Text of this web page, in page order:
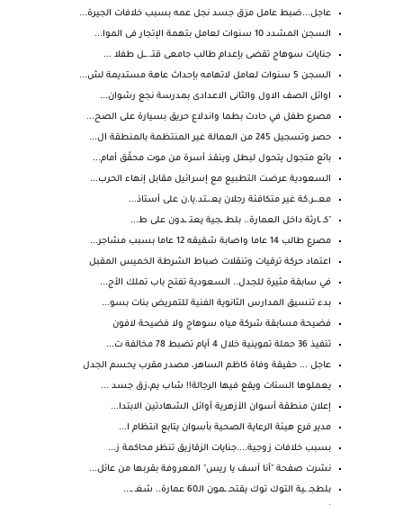
عاجل...ضبط عامل مزق جسد نجل عمه بسبب خلافات الجيرة...
السجن المشدد 10 سنوات لعامل بتهمة الإتجار فى الموا...
جنايات سوهاج تقضى بإعدام طالب جامعى قتـ..ــل طفلا ...
السجن 5 سنوات لعامل لاتهامه بإحداث عاهة مستديمة لش...
اوائل الصف الاول والثانى الاعدادى بمدرسة نجع رشوان...
مصرع طفل في حادث بطما واندلاع حريق بسيارة على الصح...
حصر وتسجيل 245 من العمالة غير المنتظمة بالمنطقة ال...
بائع متجول يتحول لبطل وينقذ أسرة من موت محقّق أمام...
السعودية عرضت التطبيع مع إسرائيل مقابل إنهاء الحرب...
معـ،ـر.كة غير متكافئة رجلان يعـ،ـتد.يا.ن على أستاذ...
"كـ ـارثة داخل العمارة.. بلطـ ـجية يعتـ ـدون على ط...
مصرع طالب 14 عاما واصابة شقيقه 12 عاما بسبب مشاجر...
اعتماد حركة ترقيات وتنقلات ضباط الشرطة الخميس المقبل
في سابقة مثيرة للجدل.. السعودية تفتح باب تملك الأج...
بدء تنسيق المدارس الثانوية الفنية للتمريض بنات بسو...
فضيحة مسابقة شركة مياه سوهاج ولا فضيحة لافون
تنفيذ 36 حملة تموينية خلال 4 أيام تضبط 78 مخالفة ت...
عاجل ... حقيقة وفاة كاظم الساهر، مصدر مقرب يحسم الجدل
يعملوها الستات ويقع فيها الرجالة!! شاب يم،زق جسد ...
إعلان منطقة أسوان الأزهرية أوائل الشهادتين الابتدا...
مدير فرع هيئة الرعاية الصحية بأسوان يتابع انتظام ا...
بسبب خلافات زوجية....جنايات الزقازيق تنظر محاكمة ز...
نشرت صفحة "أنا آسف يا ريس" المعروفة بقربها من عائل...
بلطجـ ـية التوك توك يقتحـ ـمون الـ60 عمارة.. شغـ ـ...